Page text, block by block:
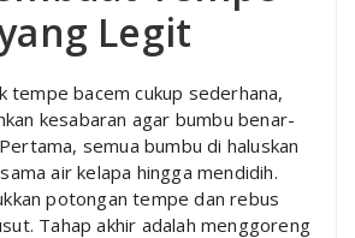
Legit
tempe bacem cukup sederhana,
kesabaran agar bumbu benar-
semua bumbu di haluskan
air kelapa hingga mendidih.
potongan tempe dan rebus
Tahap akhir adalah menggoreng